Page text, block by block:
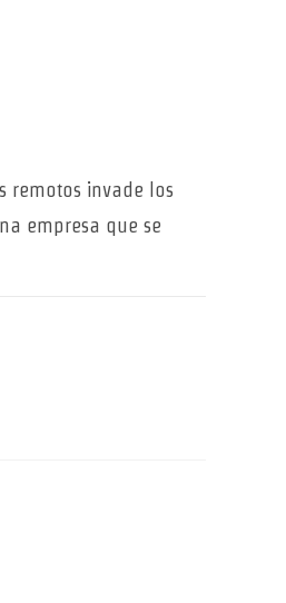
remotos invade los
empresa que se